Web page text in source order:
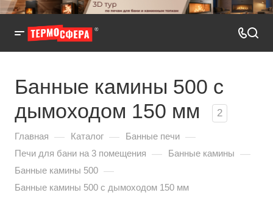
Банные камины 500 с
дымоходом 150 мм
2
Главная — Каталог — Банные печи —
Печи для бани на 3 помещения — Банные камины —
Банные камины 500 —
Банные камины 500 с дымоходом 150 мм